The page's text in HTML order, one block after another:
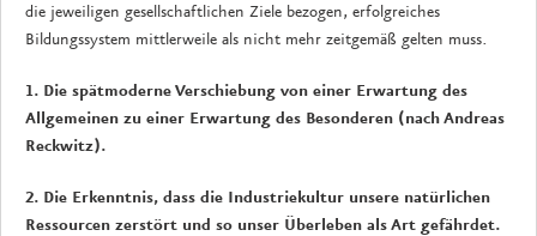
die jeweiligen gesellschaftlichen Ziele bezogen, erfolgreiches
Bildungssystem mittlerweile als nicht mehr zeitgemäß gelten muss.
1. Die spätmoderne Verschiebung von einer Erwartung des
Allgemeinen zu einer Erwartung des Besonderen (nach Andreas
Reckwitz).
2. Die Erkenntnis, dass die Industriekultur unsere natürlichen
Ressourcen zerstört und so unser Überleben als Art gefährdet.